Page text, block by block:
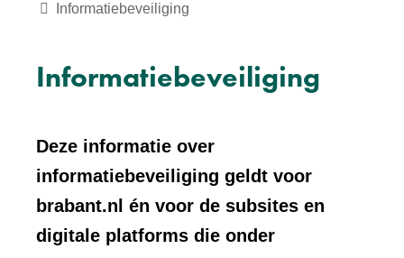
Informatiebeveiliging
Informatiebeveiliging
Deze informatie over
informatiebeveiliging geldt voor
brabant.nl én voor de subsites en
digitale platforms die onder